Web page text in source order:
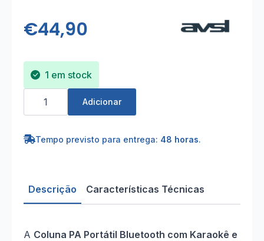
€44,90
1 em stock
Quantidade
Coluna
Bluetooth
Adicionar
Tempo previsto para entrega: 48 horas.
Descrição Características Técnicas
A Coluna PA Portátil Bluetooth com Karaokê e